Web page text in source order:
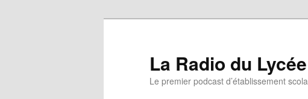
La Radio du
Le premier podcast d’établissement